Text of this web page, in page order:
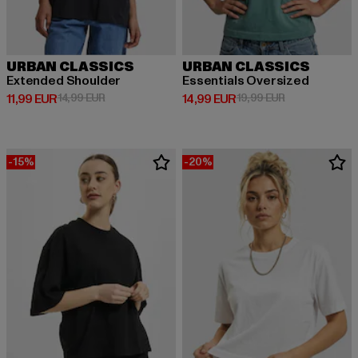
URBAN CLASSICS
Extended Shoulder
11,99 EUR
Derzeitiger Preis: 11,99 EUR
14,99 EURAktionspreis: 14,99 EUR
URBAN CLASSICS
Essentials Oversized
14,99 EUR
Derzeitiger Preis: 14,99 EUR
19,99 EURAktionspreis:
-15% -20%